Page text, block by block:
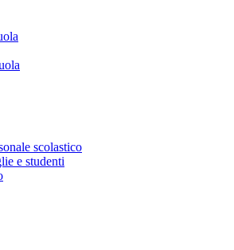
scolastico
e studenti